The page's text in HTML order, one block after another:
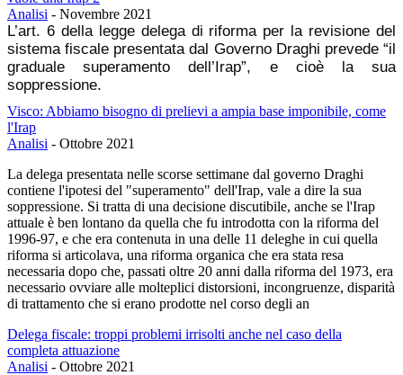
Analisi - Novembre 2021
L’art. 6 della legge delega di riforma per la revisione del
sistema fiscale presentata dal Governo Draghi prevede “il
graduale superamento dell’Irap”, e cioè la sua
soppressione.
Visco: Abbiamo bisogno di prelievi a ampia base imponibile, come
l'Irap
Analisi - Ottobre 2021
La delega presentata nelle scorse settimane dal governo Draghi
contiene l'ipotesi del "superamento" dell'Irap, vale a dire la sua
soppressione. Si tratta di una decisione discutibile, anche se l'Irap
attuale è ben lontano da quella che fu introdotta con la riforma del
1996-97, e che era contenuta in una delle 11 deleghe in cui quella
riforma si articolava, una riforma organica che era stata resa
necessaria dopo che, passati oltre 20 anni dalla riforma del 1973, era
necessario ovviare alle molteplici distorsioni, incongruenze, disparità
di trattamento che si erano prodotte nel corso degli an
Delega fiscale: troppi problemi irrisolti anche nel caso della
completa attuazione
Analisi - Ottobre 2021